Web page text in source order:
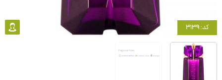
کد: 3139